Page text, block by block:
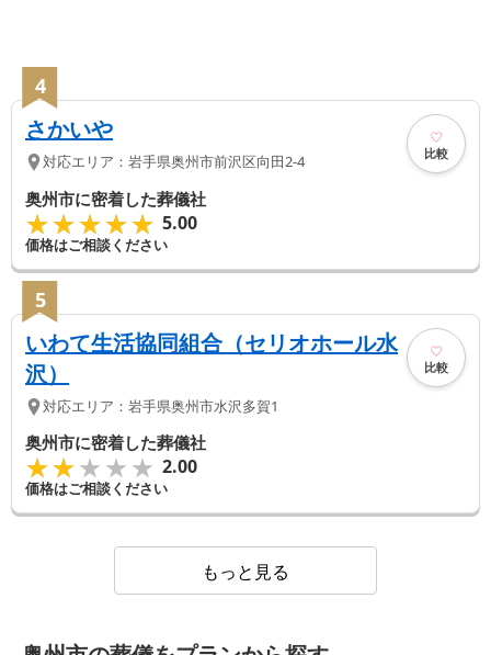
4
さかいや
対応エリア： 岩手県奥州市前沢区向田2-4 比較
奥州市に密着した葬儀社
★★★★★
★★★★★ 5.00
価格はご相談ください
5
いわて生活協同組合（セリオホール水
沢）
対応エリア： 岩手県奥州市水沢多賀1
比較
奥州市に密着した葬儀社
★★★★★
★★★★★ 2.00
価格はご相談ください
もっと見る